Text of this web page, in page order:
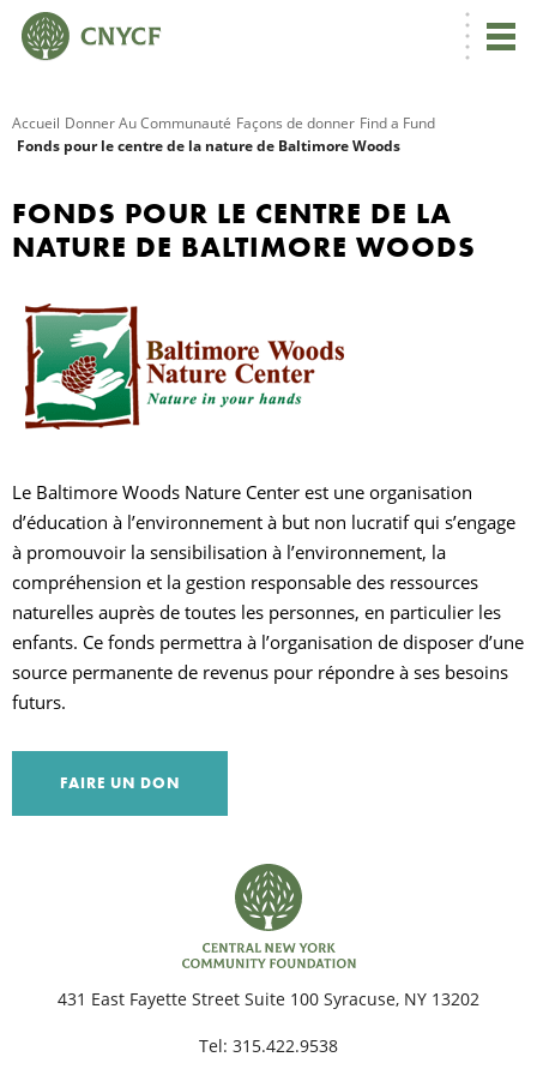
Accueil Donner Au Communauté Façons de donner Find a Fund
Fonds pour le centre de la nature de Baltimore Woods
FONDS POUR LE CENTRE DE LA
NATURE DE BALTIMORE WOODS
Le Baltimore Woods Nature Center est une organisation
d’éducation à l’environnement à but non lucratif qui s’engage
à promouvoir la sensibilisation à l’environnement, la
compréhension et la gestion responsable des ressources
naturelles auprès de toutes les personnes, en particulier les
enfants. Ce fonds permettra à l’organisation de disposer d’une
source permanente de revenus pour répondre à ses besoins
futurs.
FAIRE UN DON
431 East Fayette Street Suite 100 Syracuse, NY 13202
Tel: 315.422.9538